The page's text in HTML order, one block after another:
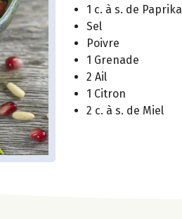
1 c. à s. de Paprika
Sel
Poivre
1 Grenade
2 Ail
1 Citron
2 c. à s. de Miel